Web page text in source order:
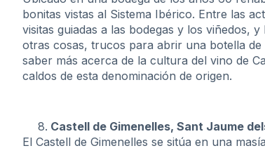
bonitas vistas al Sistema Ibérico. Entre las
visitas guiadas a las bodegas y los viñedos,
otras cosas, trucos para abrir una botella
saber más acerca de la cultura del vino de
caldos de esta denominación de origen.
Castell de Gimenelles, Sant Jaume
El Castell de Gimenelles se sitúa en una